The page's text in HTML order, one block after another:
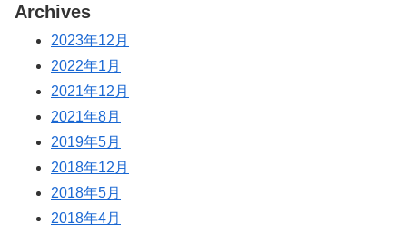
Archives
2023年12月
2022年1月
2021年12月
2021年8月
2019年5月
2018年12月
2018年5月
2018年4月